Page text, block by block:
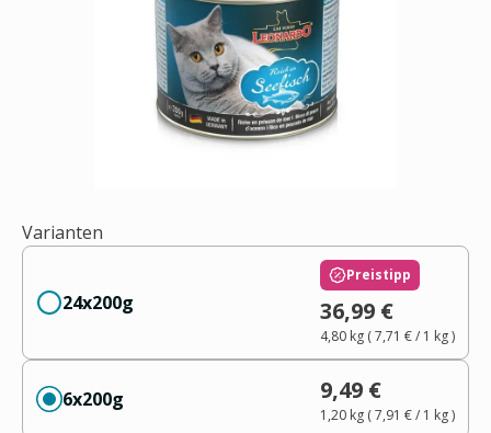
Varianten
24x200g
Preistipp
36,99 €
4,80 kg(7,71 €/ 1 kg)
6x200g 9,49 €
1,20 kg(7,91 €/ 1 kg)